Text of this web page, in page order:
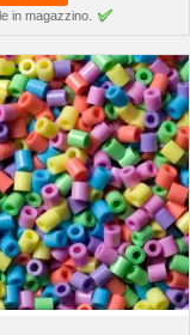
in magazzino.